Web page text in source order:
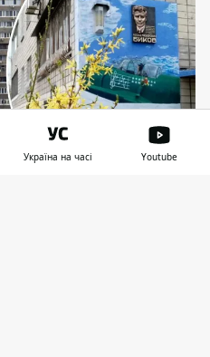
Україна на часі Youtube